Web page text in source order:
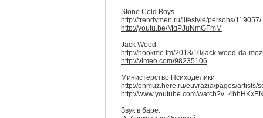
Stone Cold Boys
http://trendymen.ru/lifestyle/persons/119057/
http://youtu.be/MqPJuNmGFmM
Jack Wood
http://hookme.fm/2013/10/jack-wood-da-
http://vimeo.com/98235106
Министерство Психоделики
http://enmuz.here.ru/euvrazia/pages/artists/
http://www.youtube.com/
Звук в баре: